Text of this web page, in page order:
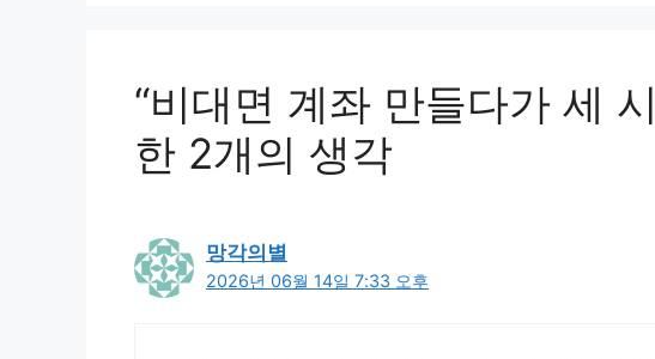
“비대면 계좌 만들다가 세
한 2개의 생각
망각의별
2026년 06월 14일 7:33 오후